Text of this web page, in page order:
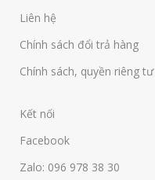
Liên hệ
Chính sách đổi trả hàng
Chính sách, quyền riêng tư
Kết nối
Facebook
Zalo: 096 978 38 30